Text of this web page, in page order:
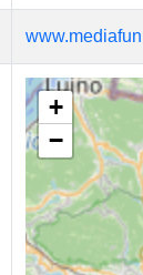
+
−